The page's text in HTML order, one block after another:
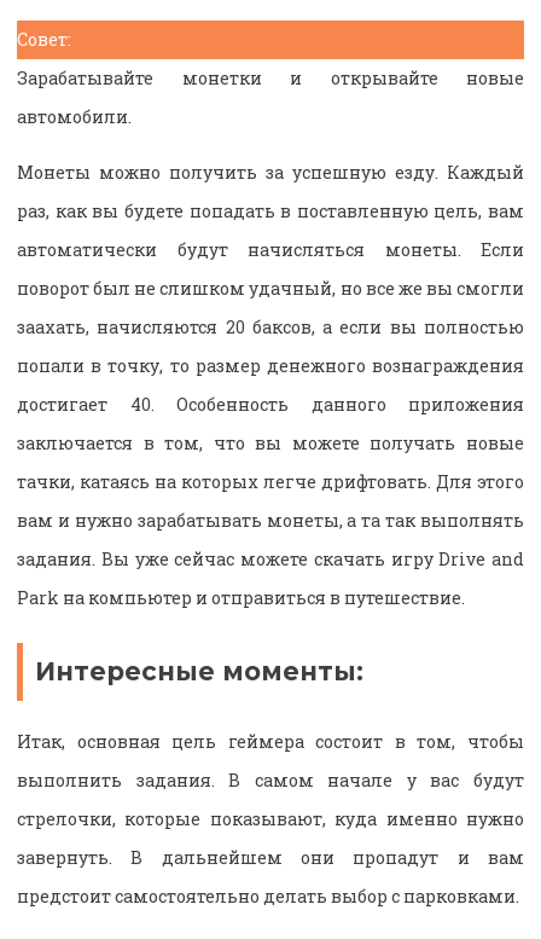
Совет:
Зарабатывайте монетки и открывайте новые
автомобили.
Монеты можно получить за успешную езду. Каждый
раз, как вы будете попадать в поставленную цель, вам
автоматически будут начисляться монеты. Если
поворот был не слишком удачный, но все же вы смогли
заахать, начисляются 20 баксов, а если вы полностью
попали в точку, то размер денежного вознаграждения
достигает 40. Особенность данного приложения
заключается в том, что вы можете получать новые
тачки, катаясь на которых легче дрифтовать. Для этого
вам и нужно зарабатывать монеты, а та так выполнять
задания. Вы уже сейчас можете скачать игру Drive and
Park на компьютер и отправиться в путешествие.
Интересные моменты:
Итак, основная цель геймера состоит в том, чтобы
выполнить задания. В самом начале у вас будут
стрелочки, которые показывают, куда именно нужно
завернуть. В дальнейшем они пропадут и вам
предстоит самостоятельно делать выбор с парковками.